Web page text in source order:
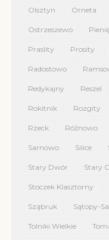
Olsztyn Orneta
Ostrzeszewo
Praslity Prosity
Radostowo
Redykajny Reszel
Rokitnik Rozgity
Rzeck Różnowo
Sarnowo Silice
Stary Dwór Stary
Stoczek Klasztorny
Sząbruk Sątopy-
Tolniki Wielkie